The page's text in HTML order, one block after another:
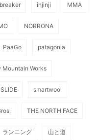
injinji MMA
NORRONA
PaaGo patagonia
Mountain Works
SLIDE smartwool
THE NORTH FACE
ランニング 山と道